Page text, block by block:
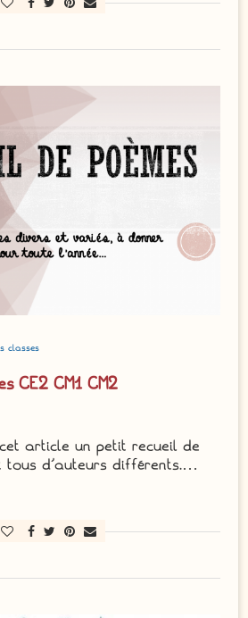
classes
CE2 CM1 CM2
article un petit recueil de
d’auteurs différents.…